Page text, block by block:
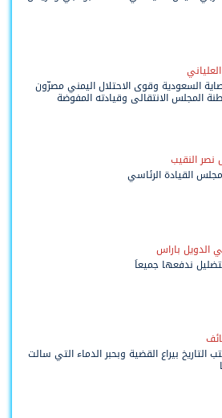
السعودية وقوى الاحتلال اليمني مصرّون
المجلس الانتقالي وقيادته المفوضة
النقيب
القيادة الرئاسي
الدويل باراس
ندفعها جميعاً
التاريخ بيراع القضية وبحبر الدماء التي سالت